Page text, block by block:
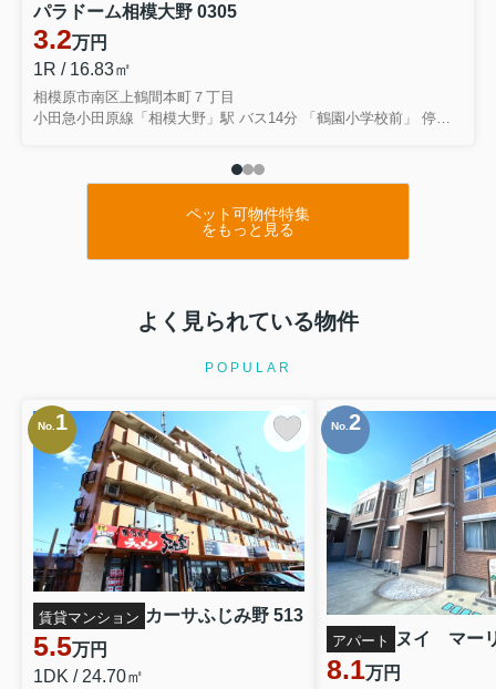
パラドーム相模大野 0305
3.2万円
1R / 16.83㎡
相模原市南区上鶴間本町７丁目
ペット可物件特集
をもっと見る
よく見られている物件
POPULAR
No. 1
賃貸マンション カーサふじみ野 513
5.5万円
1DK / 24.70㎡
No. 2
アパート ヌイ マー
8.1万円